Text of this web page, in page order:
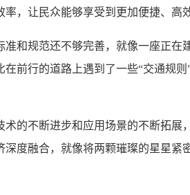
，让民众能够享受到更加便捷、高
和规范还不够完善，就像一座正在
前行的道路上遇到了一些“交通规则
的不断进步和应用场景的不断拓展
度融合，就像将两颗璀璨的星星紧